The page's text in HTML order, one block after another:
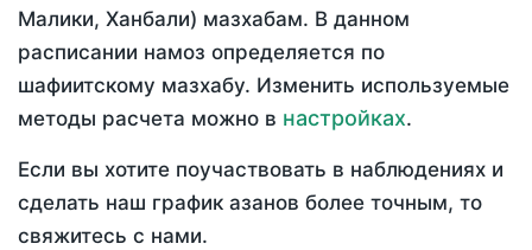
Малики, Ханбали) мазхабам. В данном
расписании намоз определяется по
шафиитскому мазхабу. Изменить используемые
методы расчета можно в настройках.
Если вы хотите поучаствовать в наблюдениях и
сделать наш график азанов более точным, то
свяжитесь с нами.